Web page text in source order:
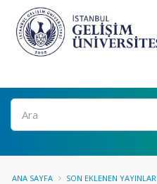
Ara
ANA SAYFA SON EKLENEN YAYINLAR